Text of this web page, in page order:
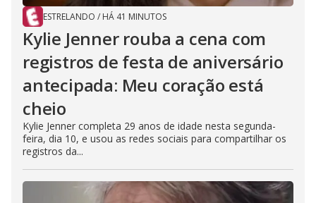
ESTRELANDO / HÁ 41 MINUTOS
Kylie Jenner rouba a cena com
registros de festa de aniversário
antecipada: Meu coração está
cheio
Kylie Jenner completa 29 anos de idade nesta segunda-
feira, dia 10, e usou as redes sociais para compartilhar os
registros da...